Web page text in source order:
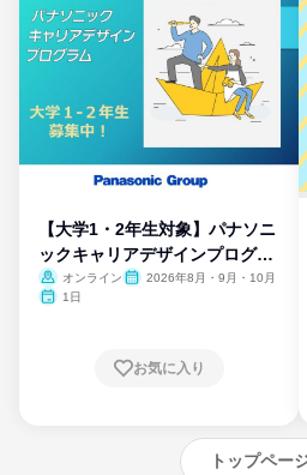
【大学1・2年生対象】パナソニ
ックキャリアデザインプログラ
ム
オンライン
2026年8月・9月・10月
1日
お気に入り
トップペー